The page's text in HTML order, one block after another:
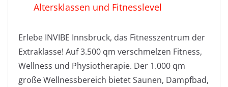
Altersklassen und Fitnesslevel
Erlebe INVIBE Innsbruck, das Fitnesszentrum der
Extraklasse! Auf 3.500 qm verschmelzen Fitness,
Wellness und Physiotherapie. Der 1.000 qm
große Wellnessbereich bietet Saunen, Dampfbad,